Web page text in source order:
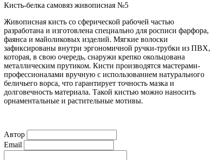
Кисть-белка самовяз живописная №5
Живописная кисть со сферической рабочей частью
разработана и изготовлена специально для росписи фарфора,
фаянса и майоликовых изделий. Мягкие волоски
зафиксированы внутри эргономичной ручки-трубки из ПВХ,
которая, в свою очередь, снаружи крепко окольцована
металлическим прутиком. Кисти производятся мастерами-
профессионалами вручную с использованием натурального
беличьего ворса, что гарантирует точность мазка и
долговечность материала. Такой кистью можно наносить
орнаментальные и растительные мотивы.
Автор
Email